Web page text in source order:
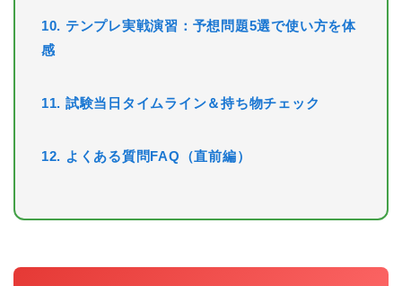
10. テンプレ実戦演習：予想問題5選で使い方を体
感
11. 試験当日タイムライン＆持ち物チェック
12. よくある質問FAQ（直前編）